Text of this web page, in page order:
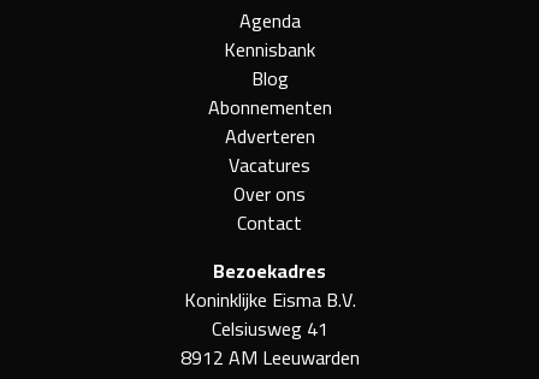
Agenda
Kennisbank
Blog
Abonnementen
Adverteren
Vacatures
Over ons
Contact
Bezoekadres
Koninklijke Eisma B.V.
Celsiusweg 41
8912 AM Leeuwarden